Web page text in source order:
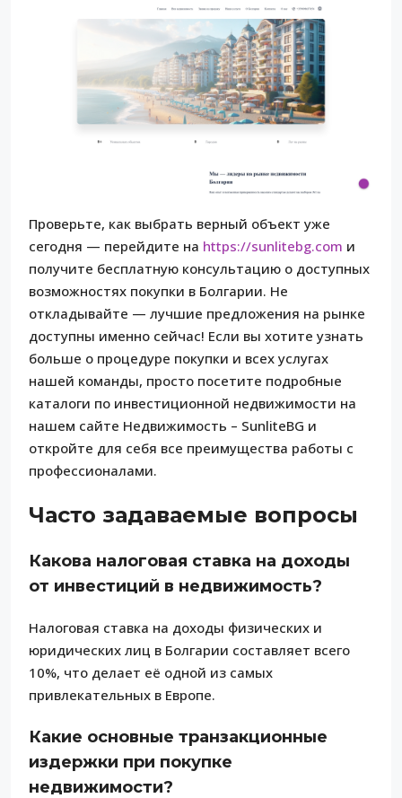
Проверьте, как выбрать верный объект уже
сегодня — перейдите на https://sunlitebg.com и
получите бесплатную консультацию о доступных
возможностях покупки в Болгарии. Не
откладывайте — лучшие предложения на рынке
доступны именно сейчас! Если вы хотите узнать
больше о процедуре покупки и всех услугах
нашей команды, просто посетите подробные
каталоги по инвестиционной недвижимости на
нашем сайте Недвижимость – SunliteBG и
откройте для себя все преимущества работы с
профессионалами.
Часто задаваемые вопросы
Какова налоговая ставка на доходы
от инвестиций в недвижимость?
Налоговая ставка на доходы физических и
юридических лиц в Болгарии составляет всего
10%, что делает её одной из самых
привлекательных в Европе.
Какие основные транзакционные
издержки при покупке
недвижимости?